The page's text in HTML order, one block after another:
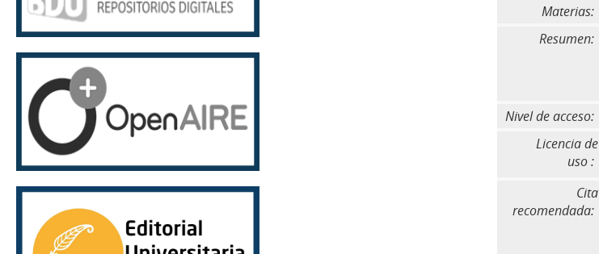
Materias:
Resumen:
Nivel de acceso:
Licencia de
uso :
Cita
recomendada: